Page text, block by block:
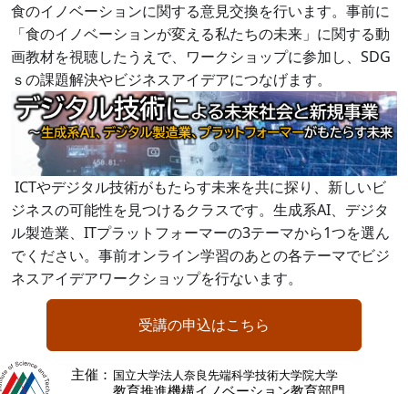
食のイノベーションに関する意見交換を行います。事前に
「食のイノベーションが変える私たちの未来」に関する動
画教材を視聴したうえで、ワークショップに参加し、SDG
ｓの課題解決やビジネスアイデアにつなげます。
ICTやデジタル技術がもたらす未来を共に探り、新しいビ
ジネスの可能性を見つけるクラスです。生成系AI、デジタ
ル製造業、ITプラットフォーマーの3テーマから1つを選ん
でください。事前オンライン学習のあとの各テーマでビジ
ネスアイデアワークショップを行ないます。
受講の申込はこちら